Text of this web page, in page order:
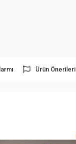
Ürün Önerileri